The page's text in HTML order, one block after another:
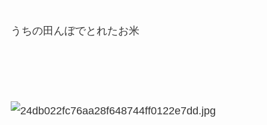
うちの田んぼでとれたお米